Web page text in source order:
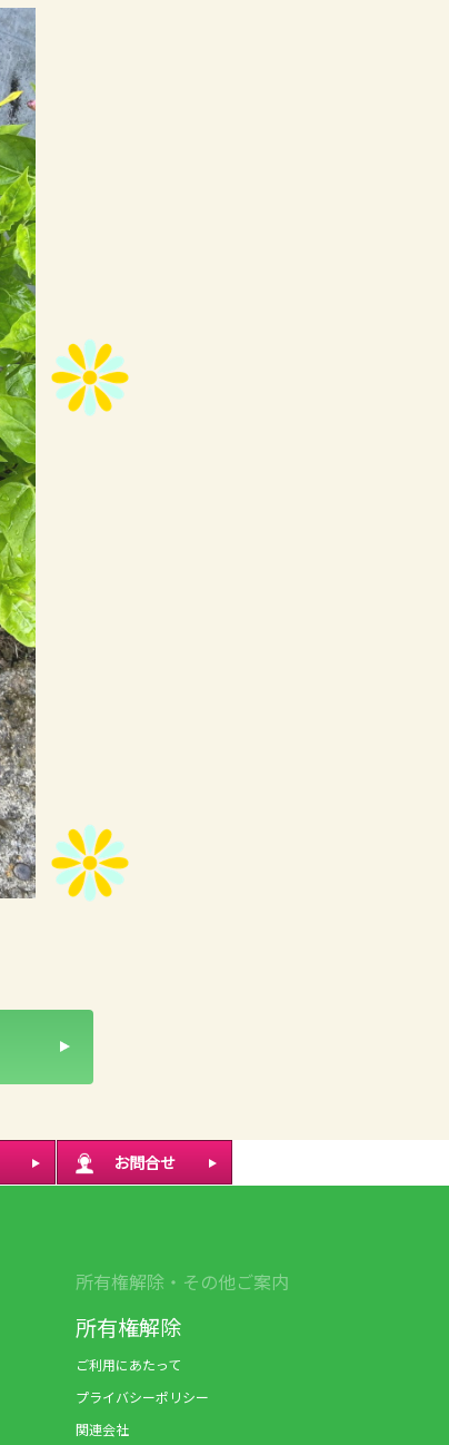
お問合せ
所有権解除・その他ご案内
所有権解除
ご利用にあたって
プライバシーポリシー
関連会社